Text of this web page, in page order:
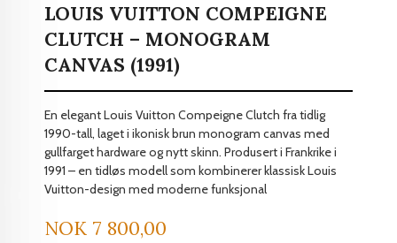
LOUIS VUITTON COMPEIGNE
CLUTCH – MONOGRAM
CANVAS (1991)
En elegant Louis Vuitton Compeigne Clutch fra tidlig
1990-tall, laget i ikonisk brun monogram canvas med
gullfarget hardware og nytt skinn. Produsert i Frankrike i
1991 – en tidløs modell som kombinerer klassisk Louis
Vuitton-design med moderne funksjonal
Pris
NOK 7 800,00